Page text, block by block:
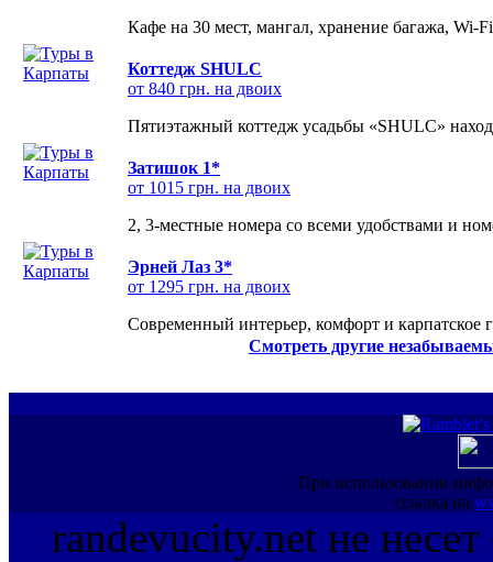
Кафе на 30 мест, мангал, хранение багажа, Wi-
Коттедж SHULC
от 840 грн. на двоих
Пятиэтажный коттедж усадьбы «SHULC»
Затишок 1*
от 1015 грн. на двоих
2, 3-местные номера со всеми удобствами и
Эрней Лаз 3*
от 1295 грн. на двоих
Современный интерьер, комфорт и карпатское
Смотреть другие
При использовании
ссылка на
randevucity.net не несет